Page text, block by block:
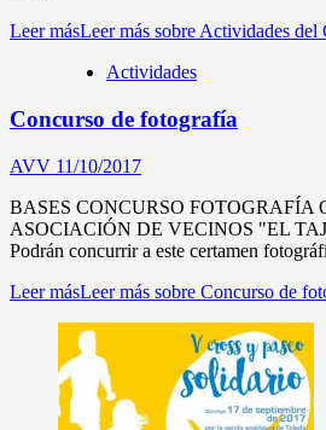
Leer másLeer más sobre Actividades del
Actividades
Concurso de fotografía
AVV 11/10/2017
BASES CONCURSO FOTOGRAFÍA
ASOCIACIÓN DE VECINOS "EL
Podrán concurrir a este certamen
Leer másLeer más sobre Concurso de